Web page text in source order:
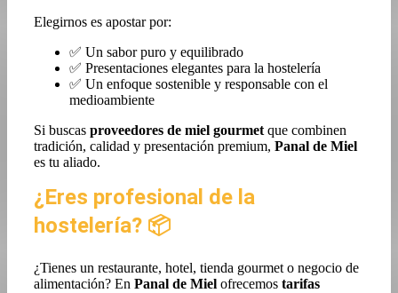
Elegirnos es apostar por:
✅ Un sabor puro y equilibrado
✅ Presentaciones elegantes para la hostelería
✅ Un enfoque sostenible y responsable con el
medioambiente
Si buscas proveedores de miel gourmet que combinen
tradición, calidad y presentación premium, Panal de Miel
es tu aliado.
¿Eres profesional de la
hostelería? 📦
¿Tienes un restaurante, hotel, tienda gourmet o negocio de
alimentación? En Panal de Miel ofrecemos tarifas